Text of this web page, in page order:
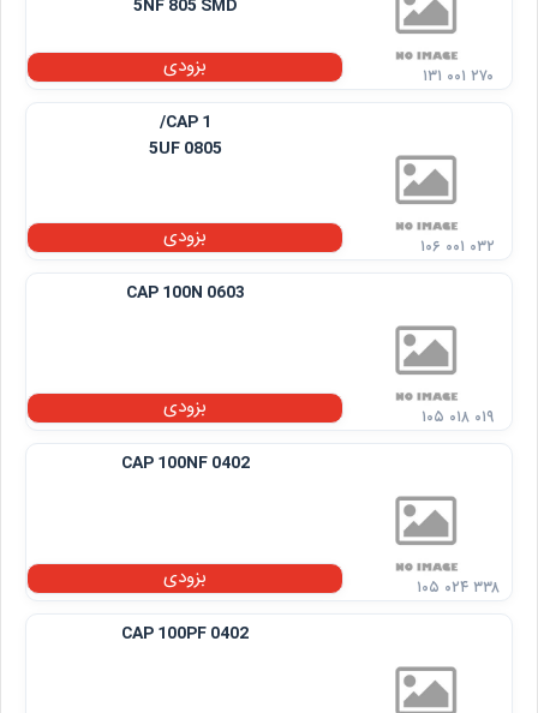
5NF 805 SMD
بزودی
۱۳۱ ۰۰۱ ۲۷۰
CAP 1/
5UF 0805
بزودی
۱۰۶ ۰۰۱ ۰۳۲
CAP 100N 0603
بزودی
۱۰۵ ۰۱۸ ۰۱۹
CAP 100NF 0402
بزودی
۱۰۵ ۰۲۴ ۳۳۸
CAP 100PF 0402